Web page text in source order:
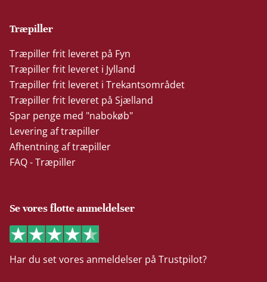
Træpiller
Træpiller frit leveret på Fyn
Træpiller frit leveret i Jylland
Træpiller frit leveret i Trekantsområdet
Træpiller frit leveret på Sjælland
Spar penge med "nabokøb"
Levering af træpiller
Afhentning af træpiller
FAQ - Træpiller
Se vores flotte anmeldelser
Har du set vores anmeldelser på Trustpilot?